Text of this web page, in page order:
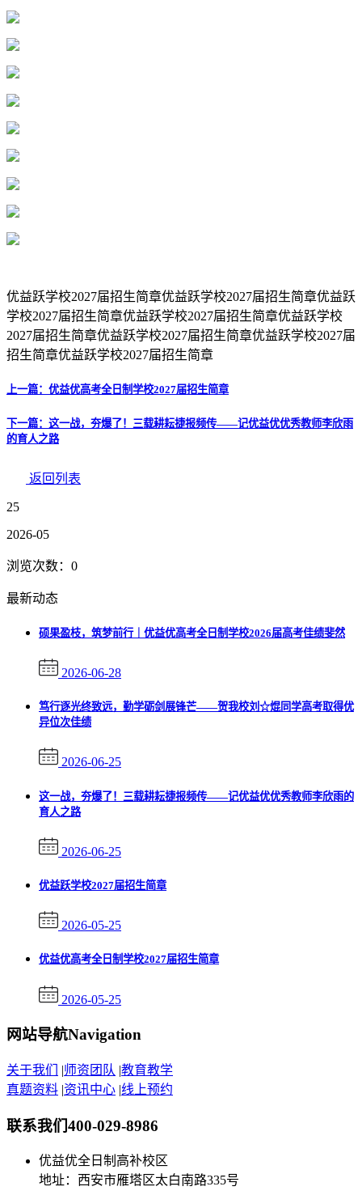
优益跃学校2027届招生简章优益跃学校2027届招生简章优益跃
学校2027届招生简章优益跃学校2027届招生简章优益跃学校
2027届招生简章优益跃学校2027届招生简章优益跃学校2027届
招生简章优益跃学校2027届招生简章
上一篇：优益优高考全日制学校2027届招生简章
下一篇：这一战，夯爆了！三载耕耘捷报频传——记优益优优秀教师李欣雨
的育人之路
返回列表
25
2026-05
浏览次数： 0
最新动态
硕果盈枝，筑梦前行｜优益优高考全日制学校2026届高考佳绩斐然
2026-06-28
笃行逐光终致远，勤学砺剑展锋芒——贺我校刘☆焜同学高考取得优
异位次佳绩
2026-06-25
这一战，夯爆了！三载耕耘捷报频传——记优益优优秀教师李欣雨的
育人之路
2026-06-25
优益跃学校2027届招生简章
2026-05-25
优益优高考全日制学校2027届招生简章
2026-05-25
网站导航Navigation
关于我们 |师资团队 |教育教学
真题资料 |资讯中心 |线上预约
联系我们400-029-8986
优益优全日制高补校区
地址：西安市雁塔区太白南路335号